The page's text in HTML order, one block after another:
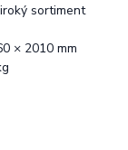
sortiment
× 2010 mm